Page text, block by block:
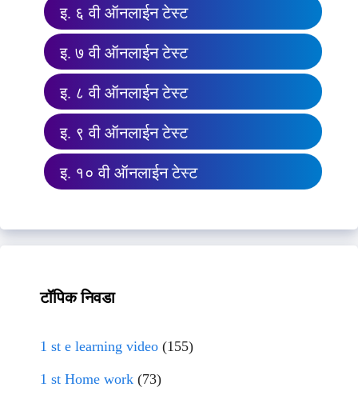
इ. ६ वी ऑनलाईन टेस्ट
इ. ७ वी ऑनलाईन टेस्ट
इ. ८ वी ऑनलाईन टेस्ट
इ. ९ वी ऑनलाईन टेस्ट
इ. १० वी ऑनलाईन टेस्ट
टॉपिक निवडा
1 st e learning video (155)
1 st Home work (73)